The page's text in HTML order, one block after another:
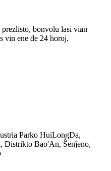
bonvolu lasi vian
vin ene de 24 horoj.
Parko HuiLongDa,
Distrikto Bao'An, Ŝenĵeno,